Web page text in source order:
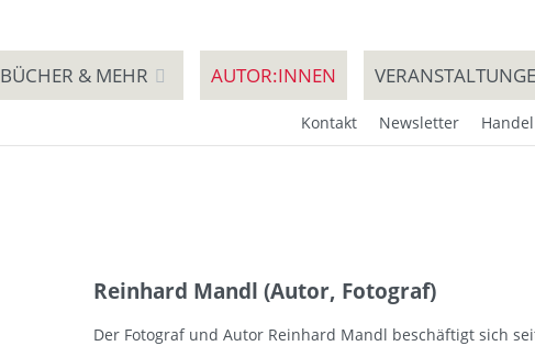
BÜCHER & MEHR AUTOR:INNEN
Kontakt Newsletter Handel
Reinhard Mandl (Autor, Fotograf)
Der Fotograf und Autor Reinhard Mandl beschäftigt sich